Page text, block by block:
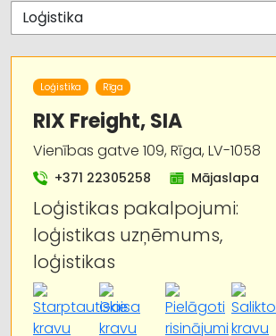
Kravu pārvadājumi: auto
Autotransports
Noliktavu pakalpojumi
Kravu pārvadājumi: kuģu
Kravu pārvadājumi: aviotransporta
Muita
Kravu pārvadājumi: dzelzceļa
Loģistika Rīga
RIX Freight, SIA
Vienības gatve 109, Rīga, LV-1058
+371 22305258 Mājaslapa
Loģistikas pakalpojumi:
loģistikas uzņēmums,
loģistikas